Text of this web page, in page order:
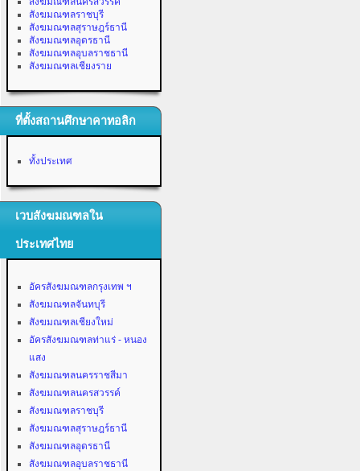
สังฆมณฑลราชบุรี
สังฆมณฑลสุราษฎร์ธานี
สังฆมณฑลอุดรธานี
สังฆมณฑลอุบลราชธานี
สังฆมณฑลเชียงราย
ที่ตั้งสถานศึกษาคาทอลิก
ทั้งประเทศ
เวบสังฆมณฑลใน
ประเทศไทย
อัครสังฆมณฑลกรุงเทพ ฯ
สังฆมณฑลจันทบุรี
สังฆมณฑลเชียงใหม่
อัครสังฆมณฑลท่าแร่ - หนอง
แสง
สังฆมณฑลนครราชสีมา
สังฆมณฑลนครสวรรค์
สังฆมณฑลราชบุรี
สังฆมณฑลสุราษฎร์ธานี
สังฆมณฑลอุดรธานี
สังฆมณฑลอุบลราชธานี